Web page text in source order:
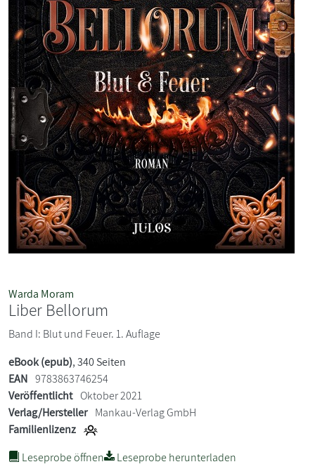
Warda Moram
Liber Bellorum
Band I: Blut und Feuer. 1. Auflage
eBook (epub), 340 Seiten
EAN 9783863746254
Veröffentlicht Oktober 2021
Verlag/Hersteller Mankau-Verlag GmbH
Familienlizenz
Leseprobe öffnen
Leseprobe herunterladen